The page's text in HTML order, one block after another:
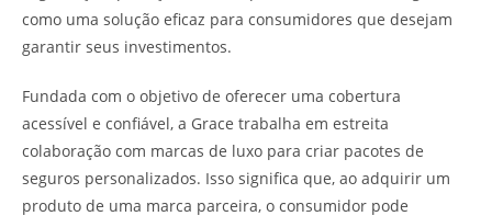
como uma solução eficaz para consumidores que desejam
garantir seus investimentos.
Fundada com o objetivo de oferecer uma cobertura
acessível e confiável, a Grace trabalha em estreita
colaboração com marcas de luxo para criar pacotes de
seguros personalizados. Isso significa que, ao adquirir um
produto de uma marca parceira, o consumidor pode